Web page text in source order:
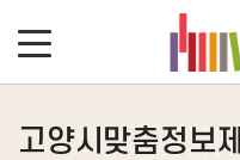
고양시맞춤정보